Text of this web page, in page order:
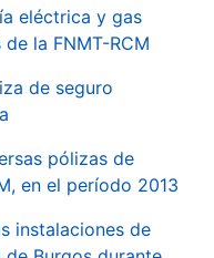
eléctrica y gas
la FNMT-RCM
de seguro
pólizas de
en el período 2013
instalaciones de